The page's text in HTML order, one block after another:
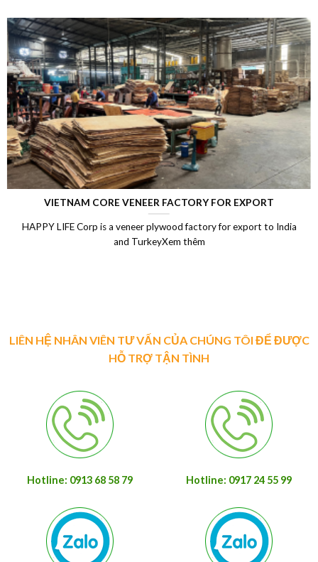
VIETNAM CORE VENEER FACTORY FOR EXPORT
HAPPY LIFE Corp is a veneer plywood factory for export to India
and TurkeyXem thêm
LIÊN HỆ NHÂN VIÊN TƯ VẤN CỦA CHÚNG TÔI ĐỂ ĐƯỢC
HỖ TRỢ TẬN TÌNH
Hotline: 0913 68 58 79 Hotline: 0917 24 55 99